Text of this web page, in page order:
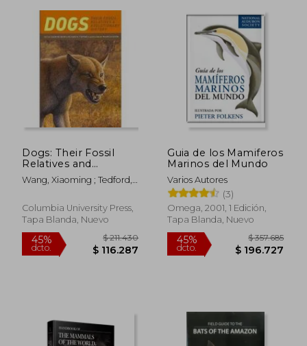
dcto.
$ 1.242.593
$ 683.426
45%
dcto.
Dogs: Their Fossil
Relatives and
Evolutionary History
(en Inglés)
Wang, Xiaoming ; Tedford,
Columbia University Press,
Tapa Blanda, Nuevo
Guia de los Mamiferos
Marinos del Mundo
Varios Autores
(3)
Omega, 2001, 1 Edición,
Tapa Blanda, Nuevo